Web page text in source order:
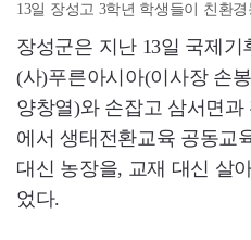
13일 장성고 3학년 학생들이 친환
장성군은 지난 13일 국제
(사)푸른아시아(이사장 손
양창열)와 손잡고 삼서면
에서 생태전환교육 공동교
대신 농장을, 교재 대신 살
었다.